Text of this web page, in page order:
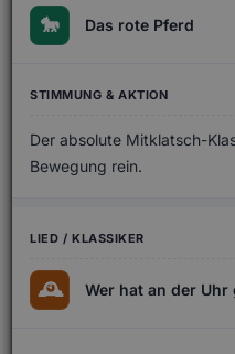
🐎 Das rote Pferd
Der absolute Mitklatsch-
Bewegung rein.
🕰️ Wer hat an der Uhr